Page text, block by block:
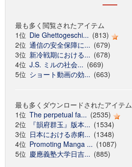
最も多く閲覧されたアイテム
1位 Die Ghettogeschi... (813)
2位 通信の安全保障に... (679)
3位 新冷戦期における... (678)
4位 J.S. ミルの社会... (669)
5位 ショート動画の効... (663)
最も多くダウンロードされたアイテム
1位 The perpetual fa... (2535)
2位
『韻府群玉』版本... (1534)
3位 日本における赤痢... (1348)
4位 Promoting Manga ... (1087)
5位 慶應義塾大学日吉... (885)